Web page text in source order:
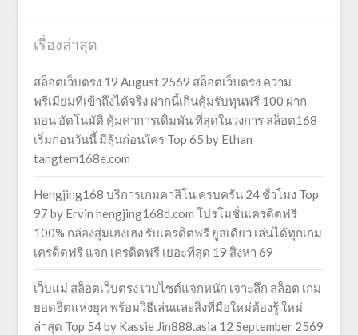
เรื่องล่าสุด
สล็อตเว็บตรง 19 August 2569 สล็อตเว็บตรง ความ
พรีเมียมที่เข้าถึงได้จริง ฝากนี้เกินคุ้มรับทุนฟรี 100 ฝาก-
ถอน อัตโนมัติ คุ้มค่าการเดิมพัน ที่สุดในวงการ สล็อต168
เริ่มก่อนวันนี้ มีลุ้นก่อนใคร Top 65 by Ethan
tangtem168e.com
Hengjing168 บริการเกมคาสิโน ครบครัน 24 ชั่วโมง Top
97 by Ervin hengjing168d.com โปรโมชั่นเครดิตฟรี
100% กล่องสุ่มเฮงเฮง รับเครดิตฟรี ยูสเดียว เล่นได้ทุกเกม
เครดิตฟรี แจก เครดิตฟรี เยอะที่สุด 19 สิงหา 69
เว็บแม่ สล็อตเว็บตรง เวปไซต์แจกหนัก เจาะลึก สล็อต เกม
ยอดฮิตแห่งยุค พร้อมวิธีเล่นและสิ่งที่มือใหม่ต้องรู้ ใหม่
ล่าสุด Top 54 by Kassie Jin888.asia 12 September 2569